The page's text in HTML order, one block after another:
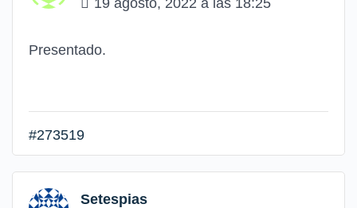
Presentado.
#273519
Setespias